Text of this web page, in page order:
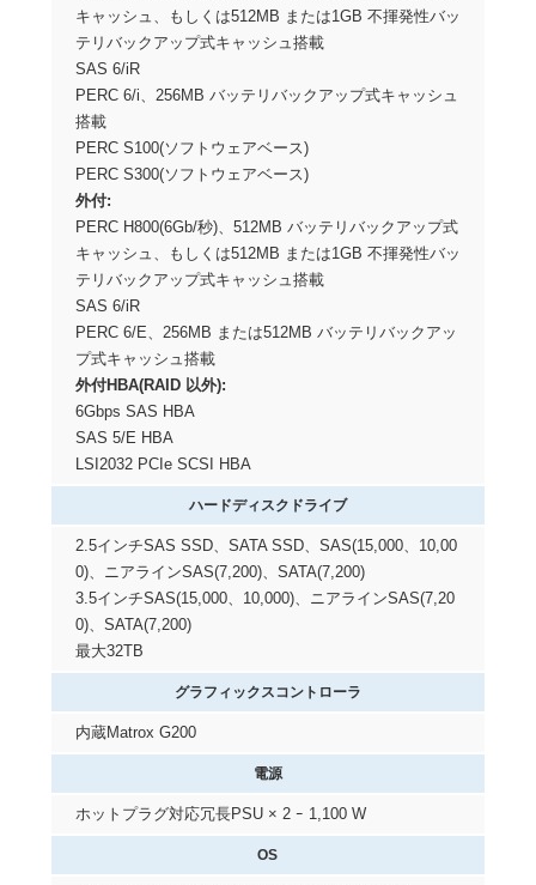
キャッシュ、もしくは512MB または1GB 不揮発性バッ
テリバックアップ式キャッシュ搭載
SAS 6/iR
PERC 6/i、256MB バッテリバックアップ式キャッシュ
搭載
PERC S100(ソフトウェアベース)
PERC S300(ソフトウェアベース)
外付:
PERC H800(6Gb/秒)、512MB バッテリバックアップ式
キャッシュ、もしくは512MB または1GB 不揮発性バッ
テリバックアップ式キャッシュ搭載
SAS 6/iR
PERC 6/E、256MB または512MB バッテリバックアッ
プ式キャッシュ搭載
外付HBA(RAID 以外):
6Gbps SAS HBA
SAS 5/E HBA
LSI2032 PCIe SCSI HBA
ハードディスクドライブ
2.5インチSAS SSD、SATA SSD、SAS(15,000、10,00
0)、ニアラインSAS(7,200)、SATA(7,200)
3.5インチSAS(15,000、10,000)、ニアラインSAS(7,20
0)、SATA(7,200)
最大32TB
グラフィックスコントローラ
内蔵Matrox G200
電源
ホットプラグ対応冗長PSU × 2 ｰ 1,100 W
OS